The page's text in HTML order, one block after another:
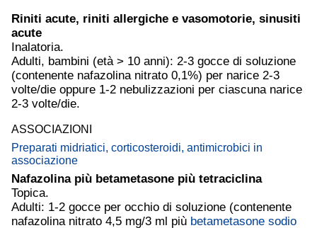
Riniti acute, riniti allergiche e vasomotorie, sinusiti
acute
Inalatoria.
Adulti, bambini (età > 10 anni): 2-3 gocce di soluzione
(contenente nafazolina nitrato 0,1%) per narice 2-3
volte/die oppure 1-2 nebulizzazioni per ciascuna narice
2-3 volte/die.
ASSOCIAZIONI
Preparati midriatici, corticosteroidi, antimicrobici in
associazione
Nafazolina più betametasone più tetraciclina
Topica.
Adulti: 1-2 gocce per occhio di soluzione (contenente
nafazolina nitrato 4,5 mg/3 ml più betametasone sodio